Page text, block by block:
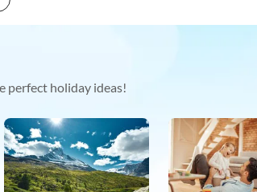
perfect holiday ideas!